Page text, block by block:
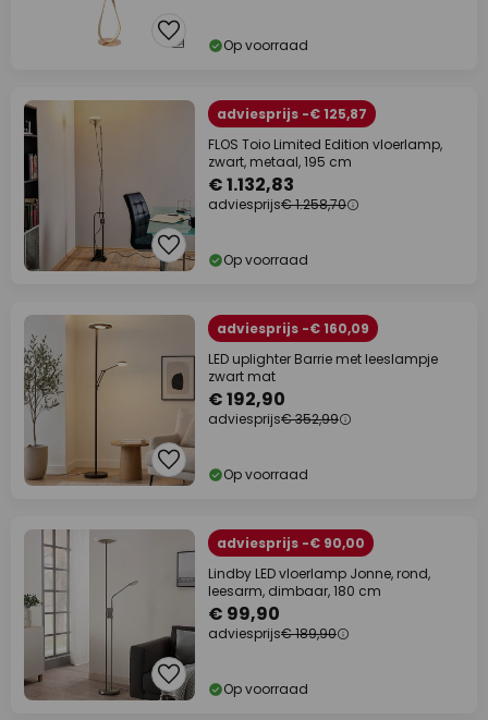
Op voorraad
adviesprijs -€ 125,87
FLOS Toio Limited Edition vloerlamp,
zwart, metaal, 195 cm
€ 1.132,83
adviesprijs€ 1.258,70
Op voorraad
adviesprijs -€ 160,09
LED uplighter Barrie met leeslampje
zwart mat
€ 192,90
adviesprijs€ 352,99
Op voorraad
adviesprijs -€ 90,00
Lindby LED vloerlamp Jonne, rond,
leesarm, dimbaar, 180 cm
€ 99,90
adviesprijs€ 189,90
Op voorraad